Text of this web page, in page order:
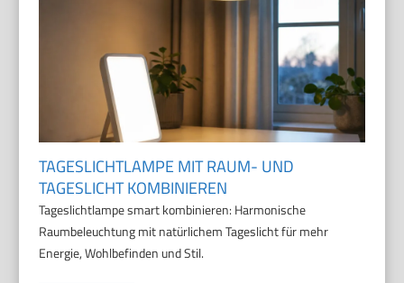
TAGESLICHTLAMPE MIT RAUM- UND
TAGESLICHT KOMBINIEREN
Tageslichtlampe smart kombinieren: Harmonische
Raumbeleuchtung mit natürlichem Tageslicht für mehr
Energie, Wohlbefinden und Stil.